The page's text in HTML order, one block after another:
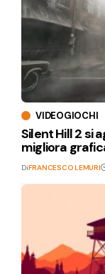
VIDEOGIOCHI
Silent Hill 2 si
migliora
DiFRANCESCO LEMURI